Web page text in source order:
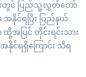
းတွင် ပြည်သူ့လွှတ်တော်
နိုင်ရပြိး ပြည်နယ်
အပြင် တိုင်းရင်းသား
င်ရရှိကြောင်း သိရ